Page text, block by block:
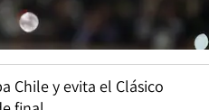
Chile y evita el Clásico